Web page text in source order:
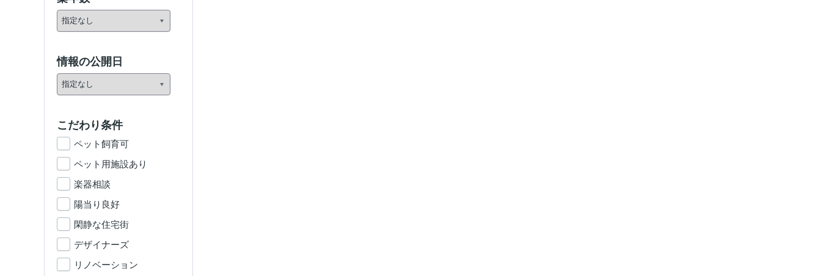
情報の公開日
こだわり条件
ペット飼育可
ペット用施設あり
楽器相談
陽当り良好
閑静な住宅街
デザイナーズ
リノベーション